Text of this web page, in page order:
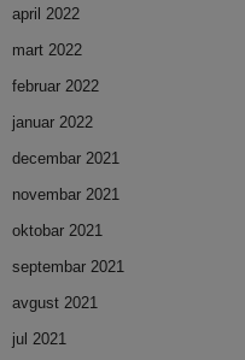
april 2022
mart 2022
februar 2022
januar 2022
decembar 2021
novembar 2021
oktobar 2021
septembar 2021
avgust 2021
jul 2021